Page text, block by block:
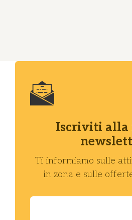
Iscriviti alla
Ti informiamo sulle
in zona e sulle